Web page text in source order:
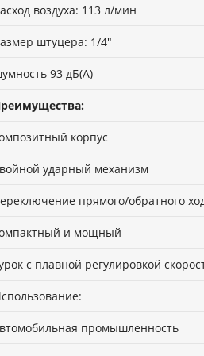
воздуха: 113 л/мин
штуцера: 1/4"
93 дБ(А)
корпус
ударный механизм
прямого/обратного
и мощный
с плавной регулировкой
промышленность